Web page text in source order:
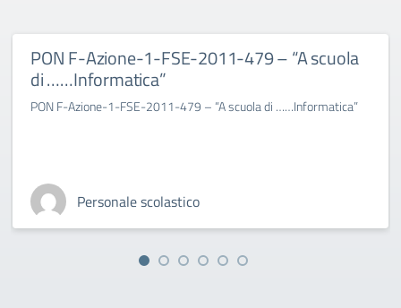
PON F-Azione-1-FSE-2011-479 – “A scuola
di ……Informatica”
PON F-Azione-1-FSE-2011-479 – “A scuola di ……Informatica”
Personale scolastico